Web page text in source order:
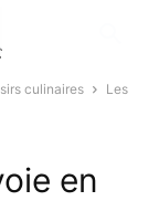
culinaires
Les
en